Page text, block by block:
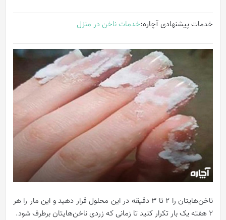
خدمات پیشنهادی آچاره:خدمات ناخن در منزل
ناخن‌هایتان را 2 تا 3 دقیقه در این محلول قرار دهید و این مار را هر
2 هفته یک بار تکرار کنید تا زمانی که زردی ناخن‌هایتان برطرف شود.